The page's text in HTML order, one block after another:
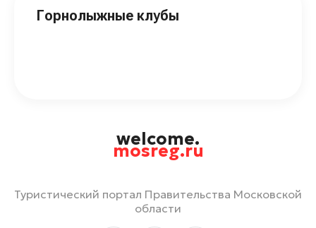
Горнолыжные клубы
welcome.
mosreg.ru
Туристический портал Правительства Московской
области